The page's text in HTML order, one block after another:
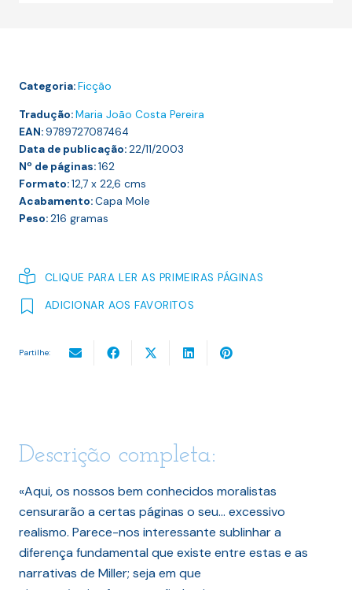
Categoria:Ficção
Tradução:Maria João Costa Pereira
EAN:9789727087464
Data de publicação:22/11/2003
Nº de páginas:162
Formato:12,7 x 22,6 cms
Acabamento:Capa Mole
Peso:216 gramas
CLIQUE PARA LER AS PRIMEIRAS PÁGINAS
ADICIONAR AOS FAVORITOS
Partilhe:
Descrição completa:
«Aqui, os nossos bem conhecidos moralistas
censurarão a certas páginas o seu… excessivo
realismo. Parece-nos interessante sublinhar a
diferença fundamental que existe entre estas e as
narrativas de Miller; seja em que